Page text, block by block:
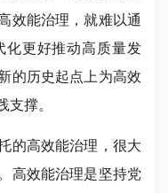
效能治理，就难以通
化更好推动高质量发
的历史起点上为高效
支撑。
的高效能治理，很大
高效能治理是坚持党